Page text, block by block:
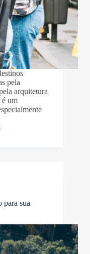
pela
arquitetura
é um
para sua